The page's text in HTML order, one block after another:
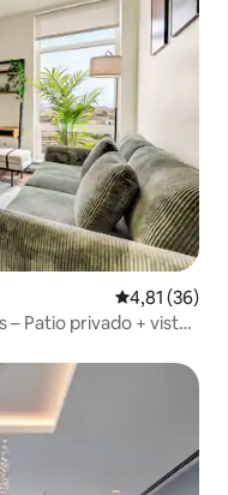
Calificación
4,81 (36)
Patio privado + vistas